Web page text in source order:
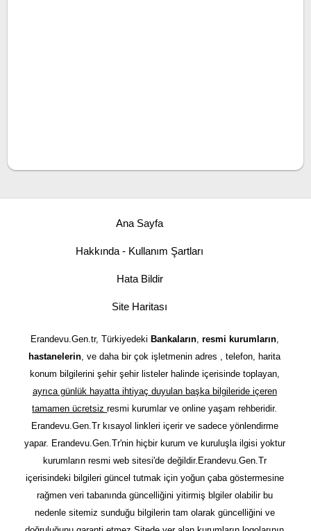
Ana Sayfa
Hakkında - Kullanım Şartları
Hata Bildir
Site Haritası
Erandevu.Gen.tr, Türkiyedeki Bankaların, resmi kurumların,
hastanelerin, ve daha bir çok işletmenin adres , telefon, harita
konum bilgilerini şehir şehir listeler halinde içerisinde toplayan,
ayrıca günlük hayatta ihtiyaç duyulan başka bilgileride içeren
tamamen ücretsizresmi kurumlar ve online yaşam rehberidir.
Erandevu.Gen.Tr kısayol linkleri içerir ve sadece yönlendirme
yapar. Erandevu.Gen.Tr'nin hiçbir kurum ve kuruluşla ilgisi yoktur
kurumların resmi web sitesi'de değildir.Erandevu.Gen.Tr
içerisindeki bilgileri güncel tutmak için yoğun çaba göstermesine
rağmen veri tabanında güncelliğini yitirmiş blgiler olabilir bu
nedenle sitemiz sunduğu bilgilerin tam olarak güncelliğini ve